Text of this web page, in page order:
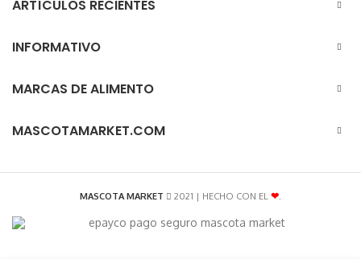
ARTÍCULOS RECIENTES
INFORMATIVO
MARCAS DE ALIMENTO
MASCOTAMARKET.COM
MASCOTA MARKET 2021 | HECHO CON EL ❤.